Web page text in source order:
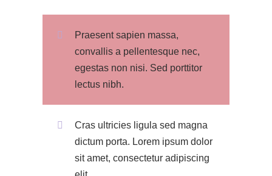
Praesent sapien massa,
convallis a pellentesque nec,
egestas non nisi. Sed porttitor
lectus nibh.
Cras ultricies ligula sed magna
dictum porta. Lorem ipsum dolor
sit amet, consectetur adipiscing